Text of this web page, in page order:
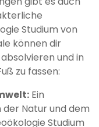
Studium von
können dir
und in
zu fassen:
Ein
Natur und dem
Studium